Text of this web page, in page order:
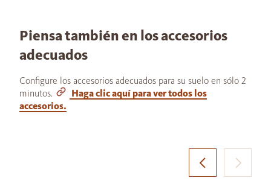
Piensa también en los accesorios
adecuados
Configure los accesorios adecuados para su suelo en sólo 2
minutos.
Haga clic aquí para ver todos los
accesorios.